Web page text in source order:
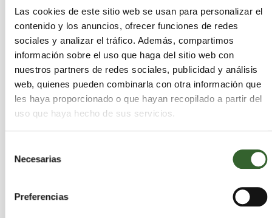
Las cookies de este sitio web se usan para personalizar el
contenido y los anuncios, ofrecer funciones de redes
sociales y analizar el tráfico. Además, compartimos
información sobre el uso que haga del sitio web con
nuestros partners de redes sociales, publicidad y análisis
web, quienes pueden combinarla con otra información que
les haya proporcionado o que hayan recopilado a partir del
uso que haya hecho de sus servicios.
Necesarias
Preferencias
Madrid | Trabaja enMadrid,
Guadalajara,Toledo ,Segovia
Actividades que desarrollan:Retirada, transporte
y gestión de residuos peligrosos y no
peligrosos, Limpiezas industriales,
Clasificación, maquinas de limpieza
Retirada de fibrocemento
Disolventes, Equipos Electronicos, Escorias,